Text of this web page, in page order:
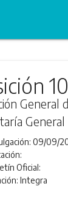
General
General
09/09/
Oficial:
Integra